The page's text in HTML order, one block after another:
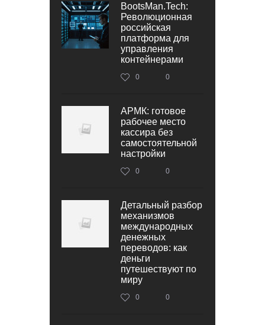
BootsMan.Tech:
Революционная
российская
платформа для
управления
контейнерами
0 0
АРМК: готовое
рабочее место
кассира без
самостоятельной
настройки
0 0
Детальный разбор
механизмов
международных
денежных
переводов: как
деньги
путешествуют по
миру
0 0